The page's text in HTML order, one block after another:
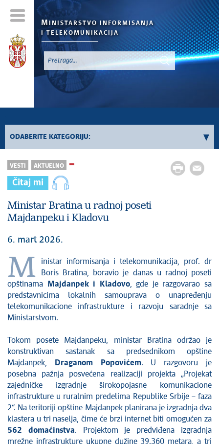
M INISTARSTVO INFORMISANJA
I TELEKOMUNIKACIJA
ODABERITE KATEGORIJU:
Konkursi iz oblasti informisanja
Konkursi iz oblasti telekomunikacija
Konkursi iz oblasti informacionog društva
VESTI AKTUELNO
Čitaj mi
Ministar Bratina u radnoj poseti
Majdanpeku i Kladovu
6. mart 2026.
M
inistar informisanja i telekomunikacija, prof. dr
Boris Bratina, boravio je danas u radnoj poseti
opštinama Majdanpek i Kladovo, gde je razgovarao sa
predstavnicima lokalnih samouprava o unapređenju
telekomunikacione infrastrukture i razvoju saradnje sa
Ministarstvom.
Tokom posete Majdanpeku, ministar Bratina održao je
konstruktivan sastanak sa predsednikom opštine
Majdanpek,
Draganom Popovićem. U razgovoru je
posebna pažnja posvećena realizaciji projekta „Projekat
zajedničke izgradnje širokopojasne komunikacione
infrastrukture u ruralnim predelima Republike Srbije – faza
2“. Na teritoriji opštine Majdanpek planirana je izgradnja dva
klastera u tri naselja, čime će brzi internet biti omogućen za
562 domaćinstva. Projektom je predviđena izgradnja
mrežne infrastrukture ukupne dužine 39.360 metara, a tri